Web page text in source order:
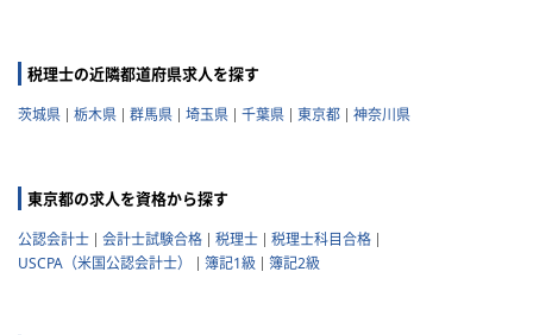
税理士の近隣都道府県求人を探す
茨城県 栃木県 群馬県 埼玉県 千葉県 東京都 神奈川県
東京都の求人を資格から探す
公認会計士 会計士試験合格 税理士
税理士科目合格
USCPA（米国公認会計士）
簿記1級 簿記2級